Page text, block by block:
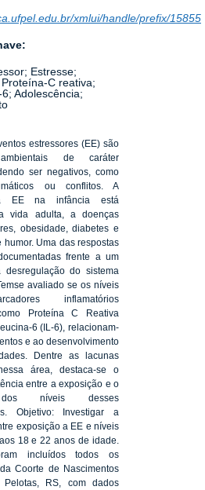
xmlui/handle/prefix/15855
Estresse;
C reativa;
Adolescência;
estressores (EE) são
de caráter
ser negativos, como
ou conflitos. A
EE na infância está
vida adulta, a doenças
obesidade, diabetes e
humor. Uma das respostas
frente a um
desregulação do sistema
avaliado se os níveis
inflamatórios
Proteína C Reativa
6 (IL-6), relacionam-
e ao desenvolvimento
Dentre as lacunas
área, destaca-se o
entre a exposição e o
níveis desses
Objetivo: Investigar a
exposição a EE e níveis
18 e 22 anos de idade.
incluídos todos os
Coorte de Nascimentos
RS, com dados